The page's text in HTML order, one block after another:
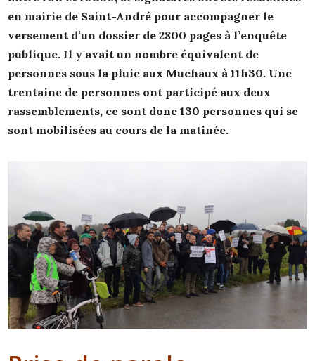
en mairie de Saint-André pour accompagner le
versement d’un dossier de 2800 pages à l’enquête
publique. Il y avait un nombre équivalent de
personnes sous la pluie aux Muchaux à 11h30. Une
trentaine de personnes ont participé aux deux
rassemblements, ce sont donc 130 personnes qui se
sont mobilisées au cours de la matinée.